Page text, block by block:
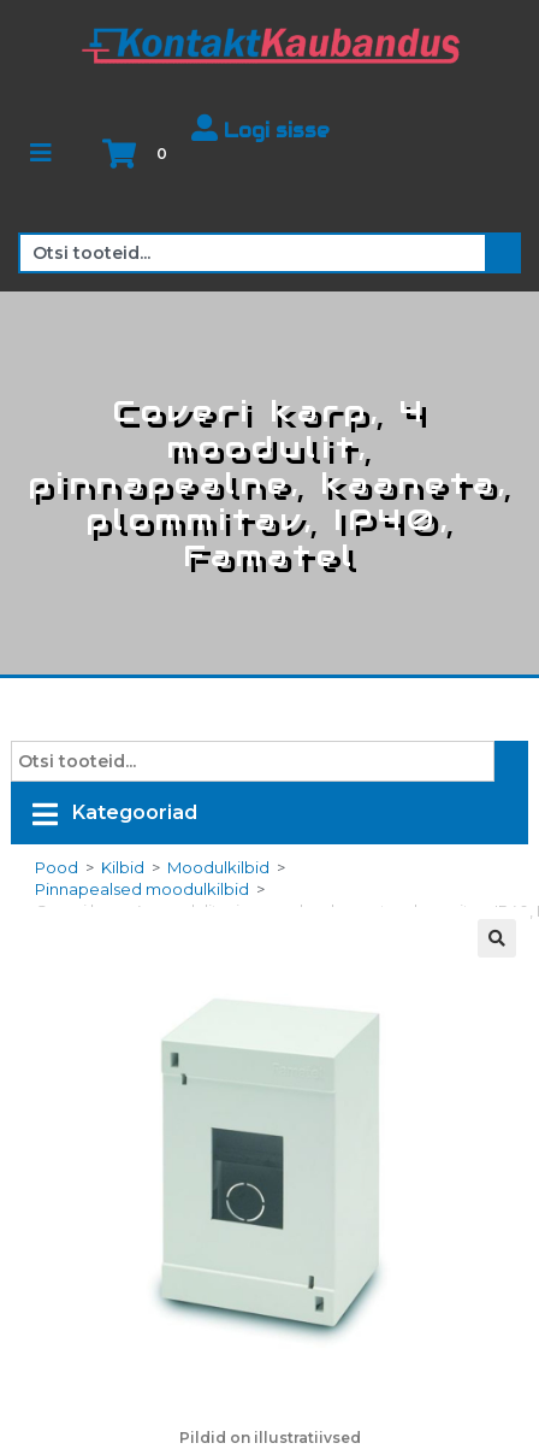
0
Logi sisse
Coveri karp, 4
moodulit,
pinnapealne, kaaneta,
plommitav, IP40,
Famatel
Kategooriad
Pood > Kilbid > Moodulkilbid >
Pinnapealsed moodulkilbid >
Coveri karp, 4 moodulit, pinnapealne, kaaneta, plommitav, IP40,
Pildid on illustratiivsed